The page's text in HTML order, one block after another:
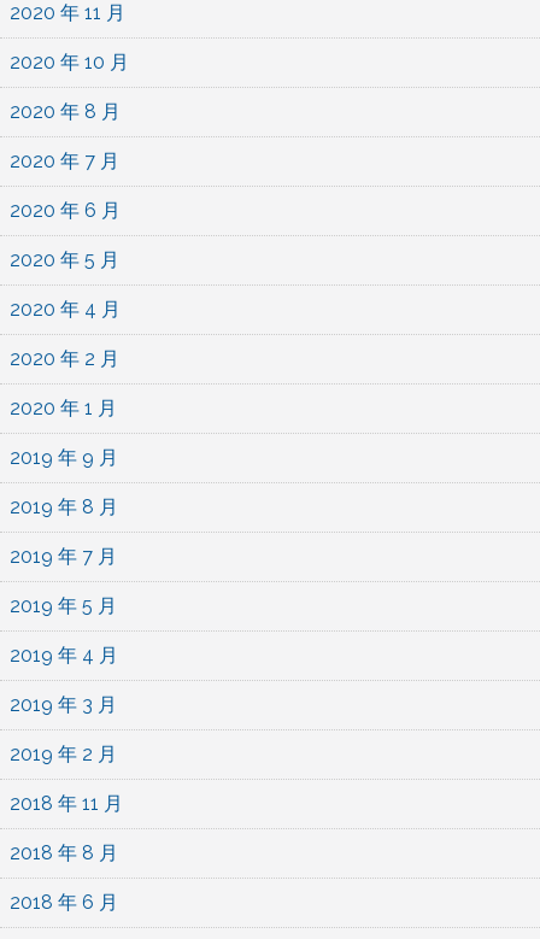
2020 年 11 月
2020 年 10 月
2020 年 8 月
2020 年 7 月
2020 年 6 月
2020 年 5 月
2020 年 4 月
2020 年 2 月
2020 年 1 月
2019 年 9 月
2019 年 8 月
2019 年 7 月
2019 年 5 月
2019 年 4 月
2019 年 3 月
2019 年 2 月
2018 年 11 月
2018 年 8 月
2018 年 6 月